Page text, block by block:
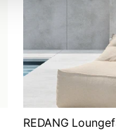
REDANG